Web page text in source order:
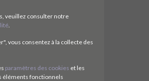
CONTACTEZ
E.ntr@ntr-attmec.ch
veuillez consulter notre
.
vous consentez à la collecte des
paramètres des cookies et les
éléments fonctionnels